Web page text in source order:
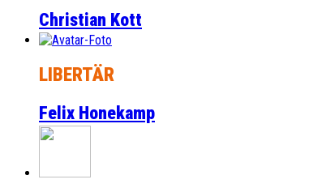
Christian Kott
LIBERTÄR
Felix Honekamp